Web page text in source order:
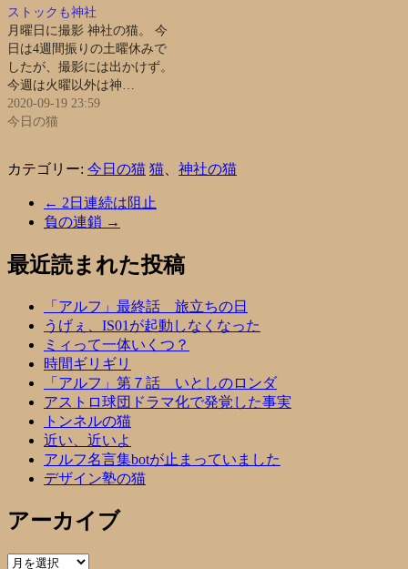
ストックも神社
月曜日に撮影 神社の猫。 今
日は4週間振りの土曜休みで
したが、撮影には出かけず。
今週は火曜以外は神…
2020-09-19 23:59
今日の猫
カテゴリー: 今日の猫 猫 神社の猫
← 2日連続は阻止
負の連鎖 →
最近読まれた投稿
「アルフ」最終話 旅立ちの日
うげぇ、IS01が起動しなくなった
ミィって一体いくつ？
時間ギリギリ
「アルフ」第７話 いとしのロンダ
アストロ球団ドラマ化で発覚した事実
トンネルの猫
近い、近いよ
アルフ名言集botが止まっていました
デザイン塾の猫
アーカイブ
ア